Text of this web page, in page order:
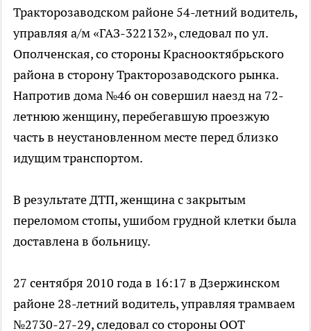
Тракторозаводском районе 54-летний водитель,
управляя а/м «ГАЗ-322132», следовал по ул.
Ополченская, со стороны Краснооктябрьского
района в сторону Тракторозаводского рынка.
Напротив дома №46 он совершил наезд на 72-
летнюю женщину, перебегавшую проезжую
часть в неустановленном месте перед близко
идущим транспортом.
В результате ДТП, женщина с закрытым
переломом стопы, ушибом грудной клетки была
доставлена в больницу.
27 сентября 2010 года в 16:17 в Дзержинском
районе 28-летний водитель, управляя трамваем
№2730-27-29, следовал со стороны ООТ